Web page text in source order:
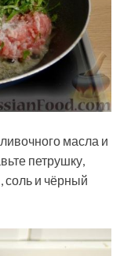
масла и
петрушку,
соль и чёрный